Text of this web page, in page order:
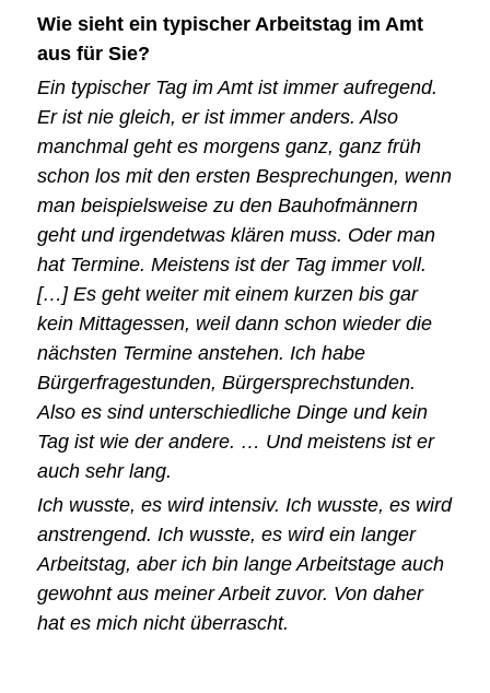
Wie sieht ein typischer Arbeitstag im Amt
aus für Sie?
Ein typischer Tag im Amt ist immer aufregend.
Er ist nie gleich, er ist immer anders. Also
manchmal geht es morgens ganz, ganz früh
schon los mit den ersten Besprechungen, wenn
man beispielsweise zu den Bauhofmännern
geht und irgendetwas klären muss. Oder man
hat Termine. Meistens ist der Tag immer voll.
[…] Es geht weiter mit einem kurzen bis gar
kein Mittagessen, weil dann schon wieder die
nächsten Termine anstehen. Ich habe
Bürgerfragestunden, Bürgersprechstunden.
Also es sind unterschiedliche Dinge und kein
Tag ist wie der andere. … Und meistens ist er
auch sehr lang.
Ich wusste, es wird intensiv. Ich wusste, es wird
anstrengend. Ich wusste, es wird ein langer
Arbeitstag, aber ich bin lange Arbeitstage auch
gewohnt aus meiner Arbeit zuvor. Von daher
hat es mich nicht überrascht.